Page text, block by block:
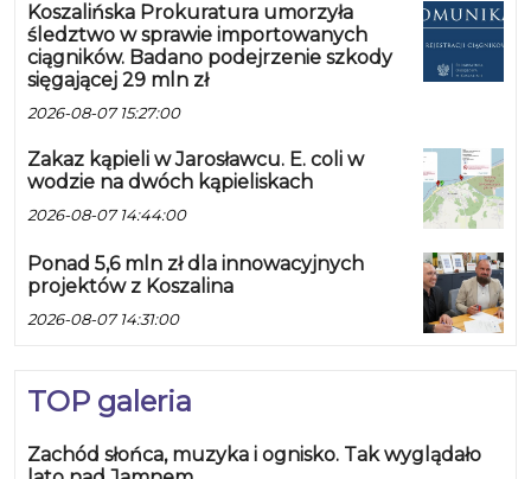
Koszalińska Prokuratura umorzyła
śledztwo w sprawie importowanych
ciągników. Badano podejrzenie szkody
sięgającej 29 mln zł
2026-08-07 15:27:00
Zakaz kąpieli w Jarosławcu. E. coli w
wodzie na dwóch kąpieliskach
2026-08-07 14:44:00
Ponad 5,6 mln zł dla innowacyjnych
projektów z Koszalina
2026-08-07 14:31:00
TOP galeria
Zachód słońca, muzyka i ognisko. Tak wyglądało